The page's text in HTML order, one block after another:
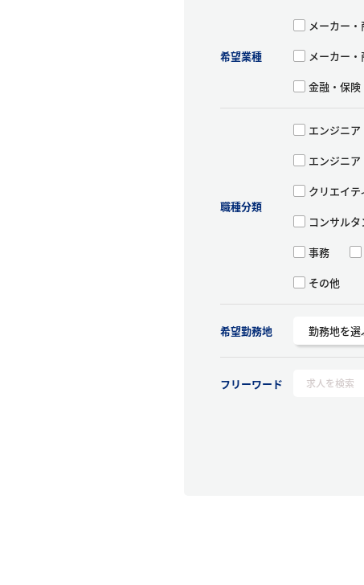
希望業種
メーカー・
メーカー・
金融・保険
職種分類
エンジニア
エンジニア
クリエイテ
コンサル
事務
その他
希望勤務地
フリーワード